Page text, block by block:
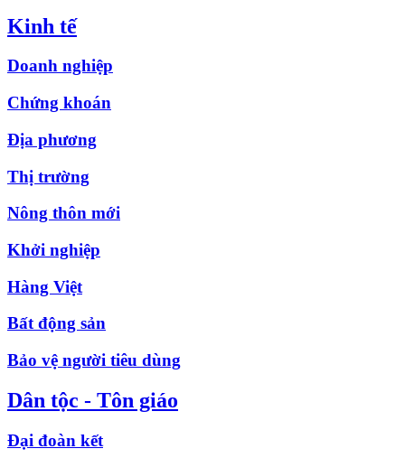
Kinh tế
Doanh nghiệp
Chứng khoán
Địa phương
Thị trường
Nông thôn mới
Khởi nghiệp
Hàng Việt
Bất động sản
Bảo vệ người tiêu dùng
Dân tộc - Tôn giáo
Đại đoàn kết